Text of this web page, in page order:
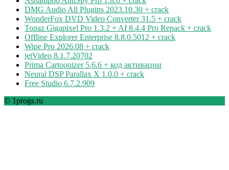
DMG Audio All Plugins 2023.10.30 + crack
WonderFox DVD Video Converter 31.5 + crack
Topaz Gigapixel Pro 1.3.2 + AI 8.4.4 Pro Repack + crack
Offline Explorer Enterprise 8.8.0.5012 + crack
Wipe Pro 2026.08 + crack
jetVideo 8.1.7.20702
Prima Cartoonizer 5.6.6 + код активации
Neural DSP Parallax X 1.0.0 + crack
Free Studio 6.7.2.909
© 1progs.ru